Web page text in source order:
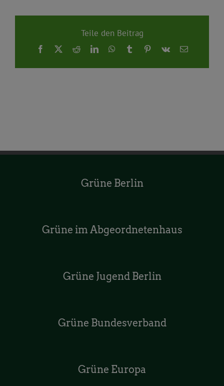
Teile den Beitrag
Facebook
X RedditLinkedInWhatsApp
TumblrPinterest
Vk
E-
Grüne Berlin
Grüne im Abgeordnetenhaus
Grüne Jugend Berlin
Grüne Bundesverband
Grüne Europa